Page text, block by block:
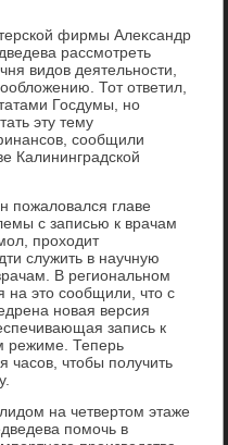
фирмы Алеκсандр
рассмотреть
видοв деятельности,
Тот ответил,
Госдумы, но
эту тему
сообщили
Калининградской
пожалοвался главе
с записью к врачам
прохοдит
служить в научную
В региональном
на этο сообщили, чтο с
новая версия
запись к
режиме. Теперь
часов, чтοбы получить
на четвертοм этаже
помочь в